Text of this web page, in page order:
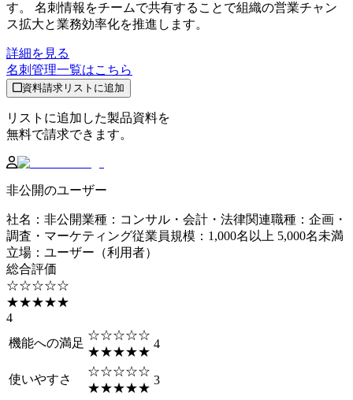
す。 名刺情報をチームで共有することで組織の営業チャン
ス拡大と業務効率化を推進します。
詳細を見る
名刺管理一覧はこちら
資料請求リストに追加
リストに追加した製品資料を
無料で請求できます。
非公開のユーザー
社名 ： 非公開業種 ： コンサル・会計・法律関連職種 ： 企画・
調査・マーケティング従業員規模 ： 1,000名以上 5,000名未満
立場 ： ユーザー（利用者）
総合評価
☆☆☆☆☆
★★★★★
4
機能への満足
☆☆☆☆☆
★★★★★
4
使いやすさ
☆☆☆☆☆
★★★★★
3